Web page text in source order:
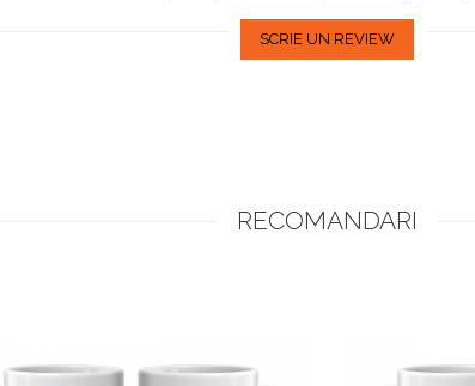
SCRIE UN REVIEW
RECOMANDARI